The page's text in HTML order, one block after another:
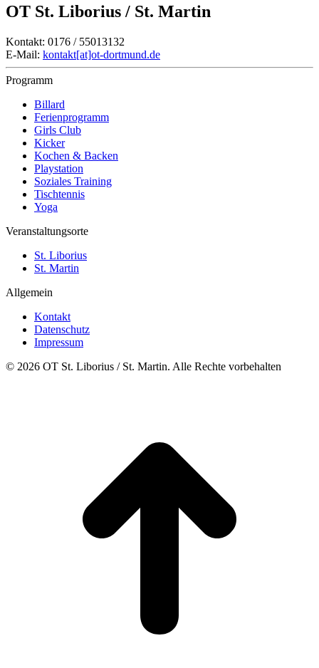
OT St. Liborius / St. Martin
Kontakt: 0176 / 55013132
E-Mail: kontakt[at]ot-dortmund.de
Programm
Billard
Ferienprogramm
Girls Club
Kicker
Kochen & Backen
Playstation
Soziales Training
Tischtennis
Yoga
Veranstaltungsorte
St. Liborius
St. Martin
Allgemein
Kontakt
Datenschutz
Impressum
© 2026 OT St. Liborius / St. Martin. Alle Rechte vorbehalten